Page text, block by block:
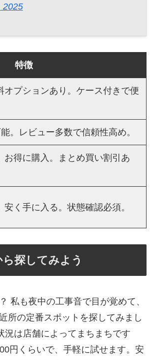
2025
特徴
オプションあり。ケース付きで便
。レビュー多数で信頼性高め。
お得に購入。まとめ買い割引あ
く手に入る。状態確認必須。
探してみよう
私も夜中の工事音で目が覚めて、
所の定番スポットを探してみまし
況は店舗によってまちまちです
円くらいで、手軽に試せます。安